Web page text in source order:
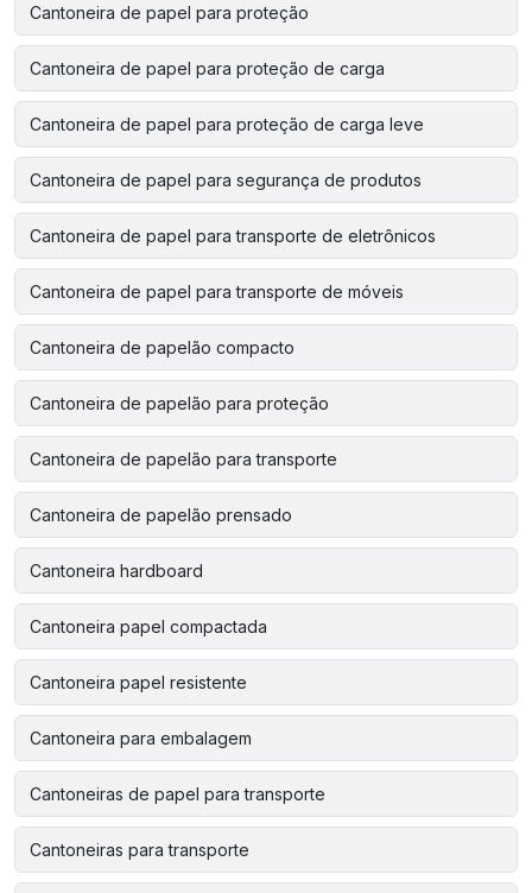
Cantoneira de papel para proteção
Cantoneira de papel para proteção de carga
Cantoneira de papel para proteção de carga leve
Cantoneira de papel para segurança de produtos
Cantoneira de papel para transporte de eletrônicos
Cantoneira de papel para transporte de móveis
Cantoneira de papelão compacto
Cantoneira de papelão para proteção
Cantoneira de papelão para transporte
Cantoneira de papelão prensado
Cantoneira hardboard
Cantoneira papel compactada
Cantoneira papel resistente
Cantoneira para embalagem
Cantoneiras de papel para transporte
Cantoneiras para transporte